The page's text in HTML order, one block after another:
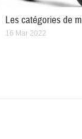
Les catégories de
16 Mar 2022